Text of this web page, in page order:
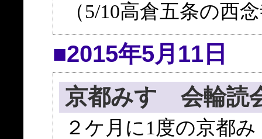
（5/10高倉五条の西
■2015年5月11日
京都みすゞ会輪読
２ケ月に1度の京都み